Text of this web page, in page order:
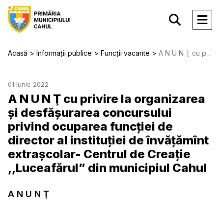
Acasă Informații publice Funcții vacante A N U N Ţ сu privire la organizarea și desfăşurarea concursului privind ocuparea funcției de director al instituției de învățămînt extrașcolar- Centrul de Creație ,,Luceafărul” din municipiul Cahul
01 Iunie 2022
A N U N Ţ сu privire la organizarea
și desfăşurarea concursului
privind ocuparea funcției de
director al instituției de învățămînt
extrașcolar- Centrul de Creație
,,Luceafărul” din municipiul Cahul
A N U N Ţ